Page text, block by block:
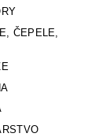
ČEPELE,